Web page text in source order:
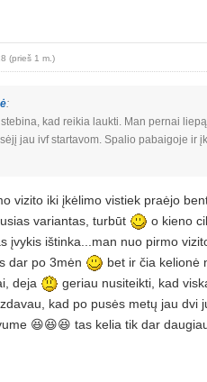
(prieš 1 m.)
:
kad reikia laukti. Man pernai
jau ivf startavom. Spalio pabaigoje ir
vizito iki įkėlimo vistiek praėjo
variantas, turbūt
o kieno
įvykis ištinka...man nuo pirmo
dar po 3mėn
bet ir čia kelionė
deja
geriau nusiteikti, kad
kad po pusės metų jau dvi
😆😆😆 tas kelia tik dar